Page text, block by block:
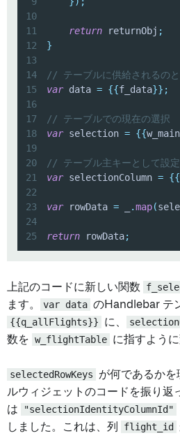
10
11
return returnObj ;
12
}
13
14
// テーブルに供給されるのと
15
var data = {{f_data}} ;
16
17
// テーブルでの現在の選択
18
var selection = {{
19
20
// テーブル主キーとして設
21
var selectionColumn = {{
22
23
var rowData = .map(
24
25
return rowData;
上記のコードに新しい関数
ます。
var data のHandlebar テ
{{q_allFlights}}
に、
数を w_flightTable に指すように
selectedRowKeys
が何であるか
ルウィジェットのコードを振り返
は
"selectionIdentityColumnId"
しました。これは、列
flight_id